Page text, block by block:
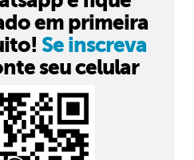
em primeira
Se inscreva
seu celular